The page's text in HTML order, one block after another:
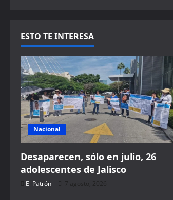
ESTO TE INTERESA
Nacional
Desaparecen, sólo en julio, 26
adolescentes de Jalisco
El Patrón 7 agosto, 2026